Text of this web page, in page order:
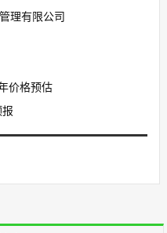
理有限公司
价格预估